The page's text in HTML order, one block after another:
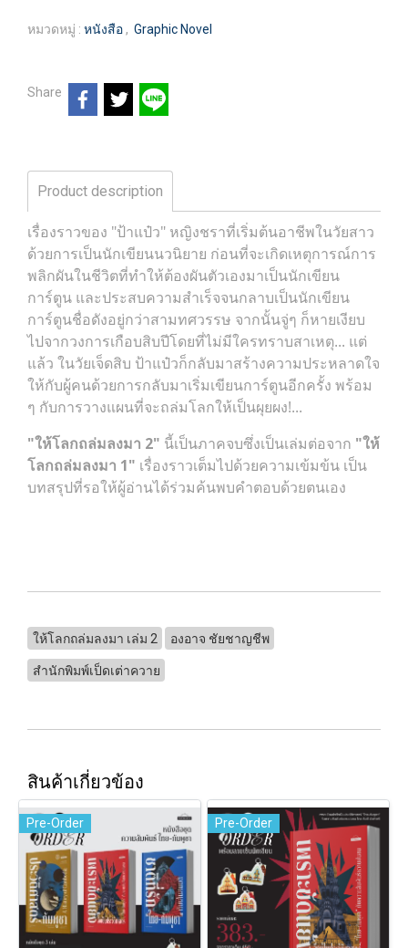
หมวดหมู่ : หนังสือ , Graphic Novel
Share
Product description
เรื่องราวของ "ป้าแป๋ว" หญิงชราที่เริ่มต้นอาชีพในวัยสาว
ด้วยการเป็นนักเขียนนวนิยาย ก่อนที่จะเกิดเหตุการณ์การ
พลิกผันในชีวิตที่ทำให้ต้องผันตัวเองมาเป็นนักเขียน
การ์ตูน และประสบความสำเร็จจนกลาบเป็นนักเขียน
การ์ตูนชื่อดังอยู่กว่าสามทศวรรษ จากนั้นจู่ๆ ก็หายเงียบ
ไปจากวงการเกือบสิบปีโดยที่ไม่มีใครทราบสาเหตุ... แต่
แล้ว ในวัยเจ็ดสิบ ป้าแป๋วก็กลับมาสร้างความประหลาดใจ
ให้กับผู้คนด้วยการกลับมาเริ่มเขียนการ์ตูนอีกครั้ง พร้อม
ๆ กับการวางแผนที่จะถล่มโลกให้เป็นผุยผง!...
"ให้โลกถล่มลงมา 2" นี้เป็นภาคจบซึ่งเป็นเล่มต่อจาก "ให้
โลกถล่มลงมา 1" เรื่องราวเต็มไปด้วยความเข้มข้น เป็น
บทสรุปที่รอให้ผู้อ่านได้ร่วมค้นพบคำตอบด้วยตนเอง
ให้โลกถล่มลงมา เล่ม 2 องอาจ ชัยชาญชีพ
สำนักพิมพ์เป็ดเต่าควาย
สินค้าเกี่ยวข้อง
Pre-Order Pre-Order